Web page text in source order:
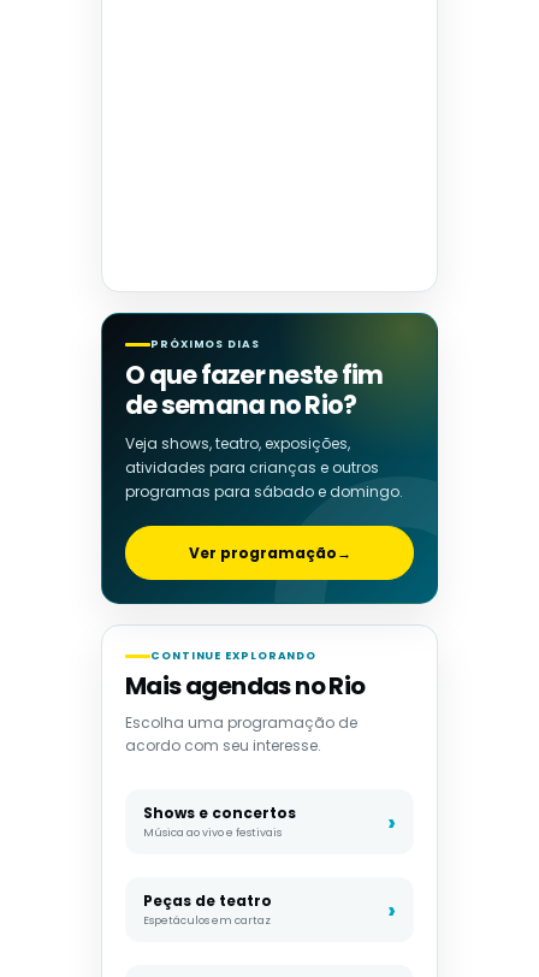
PRÓXIMOS DIAS
O que fazer neste fim
de semana no Rio?
Veja shows, teatro, exposições,
atividades para crianças e outros
programas para sábado e domingo.
Ver programação→
CONTINUE EXPLORANDO
Mais agendas no Rio
Escolha uma programação de
acordo com seu interesse.
Shows e concertos
Música ao vivo e festivais
Peças de teatro
Espetáculos em cartaz